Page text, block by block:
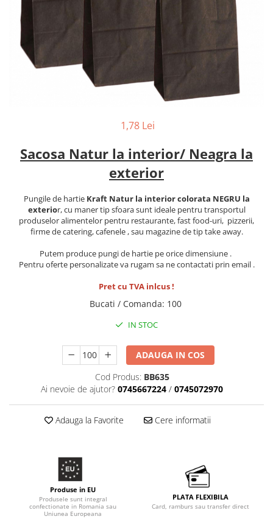
1,78 Lei
Sacosa Natur la interior/ Neagra la
exterior
Pungile de hartie Kraft Natur la interior colorata NEGRU la
exterior, cu maner tip sfoara sunt ideale pentru transportul
produselor alimentelor pentru restaurante, fast food-uri, pizzerii,
firme de catering, cafenele , sau magazine de tip take away.
Putem produce pungi de hartie pe orice dimensiune .
Pentru oferte personalizate va rugam sa ne contactati prin email .
Pret cu TVA inlcus !
Bucati / Comanda: 100
IN STOC
ADAUGA IN COS
Cod Produs: BB635
Ai nevoie de ajutor? 0745667224 / 0745072970
Adauga la Favorite Cere informatii
Produse in EU
Produsele sunt integral
confectionate in Romania sau
Uniunea Europeana
PLATA FLEXIBILA
Card, ramburs sau transfer direct